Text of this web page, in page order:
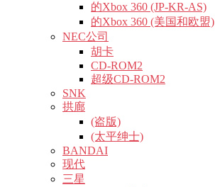
的Xbox 360 (JP-KR-AS)
的Xbox 360 (美国和欧盟)
NEC公司
胡卡
CD-ROM2
超级CD-ROM2
SNK
拱廊
(盗版)
(太平绅士)
BANDAI
现代
三星